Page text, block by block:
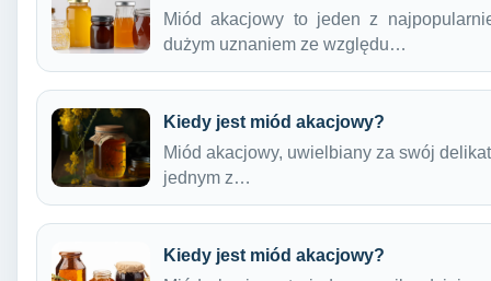
Miód akacjowy to jeden z
dużym uznaniem ze względu…
Kiedy jest miód akacjowy?
Miód akacjowy, uwielbiany za swój
jednym z…
Kiedy jest miód akacjowy?